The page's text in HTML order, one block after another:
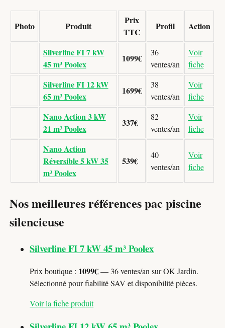
Photo Produit
Prix
TTC
Profil Action
Silverline FI 7 kW
45 m³ Poolex
1099€
36
ventes/an
Voir
fiche
Silverline FI 12 kW
65 m³ Poolex
1699€
38
ventes/an
Voir
fiche
Nano Action 3 kW
21 m³ Poolex
337€
82
ventes/an
Voir
fiche
Nano Action
Réversible 5 kW 35
m³ Poolex
539€
40
ventes/an
Voir
fiche
Nos meilleures références pac piscine
silencieuse
Silverline FI 7 kW 45 m³ Poolex
Prix boutique : 1099€— 36 ventes/an sur OK Jardin.
Sélectionné pour fiabilité SAV et disponibilité pièces.
Voir la fiche produit